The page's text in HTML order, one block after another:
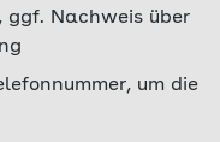
ggf. Nachweis über
um die